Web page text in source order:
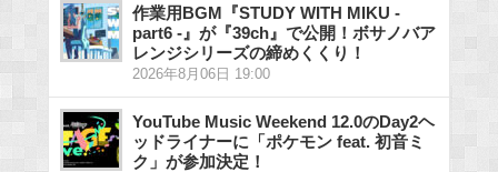
作業用BGM『STUDY WITH MIKU -
part6 -』が『39ch』で公開！ボサノバア
レンジシリーズの締めくくり！
2026年8月06日 19:00
YouTube Music Weekend 12.0のDay2ヘ
ッドライナーに「ポケモン feat. 初音ミ
ク」が参加決定！